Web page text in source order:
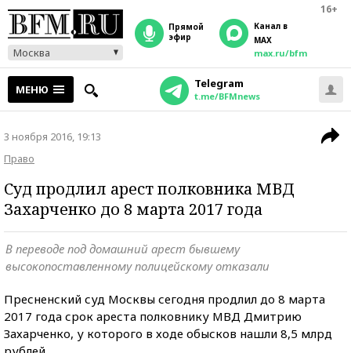
16+
Москва
прямой
эфир
Канал в
MAX
max.ru/bfm
МЕНЮ Telegram
t.me/BFMnews
3 ноября 2016, 19:13
Право
Суд продлил арест полковника МВД
Захарченко до 8 марта 2017 года
В переводе под домашний арест бывшему
высокопоставленному полицейскому отказали
Пресненский суд Москвы сегодня продлил до 8 марта
2017 года срок ареста полковнику МВД Дмитрию
Захарченко, у которого в ходе обысков нашли 8,5 млрд